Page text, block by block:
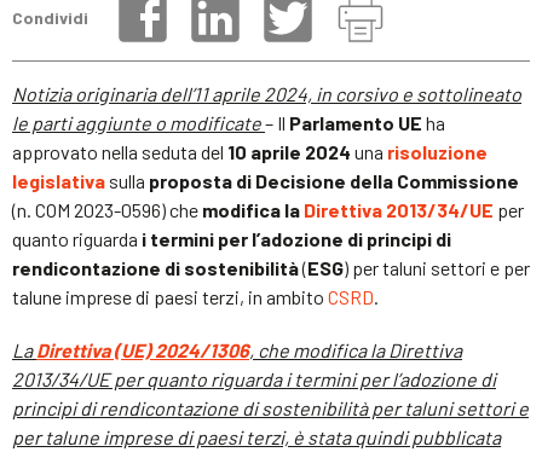
Condividi
Notizia originaria dell’11 aprile 2024, in corsivo e sottolineato
le parti aggiunte o modificate– Il Parlamento UE ha
approvato nella seduta del 10 aprile 2024 una risoluzione
legislativa sulla proposta di Decisione della Commissione
(n. COM 2023-0596) che modifica la Direttiva 2013/34/UE per
quanto riguarda i termini per l’adozione di principi di
rendicontazione di sostenibilità(ESG) per taluni settori e per
talune imprese di paesi terzi, in ambito CSRD.
LaDirettiva (UE) 2024/1306, che modifica la Direttiva
2013/34/UE per quanto riguarda i termini per l’adozione di
principi di rendicontazione di sostenibilità per taluni settori e
per talune imprese di paesi terzi, è stata quindi pubblicata